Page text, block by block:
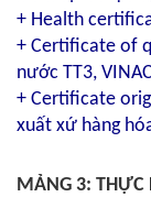
+ Health
+ Certificate of
nước TT3,
+ Certificate
xuất xứ hàng
MẢNG 3: THỰC